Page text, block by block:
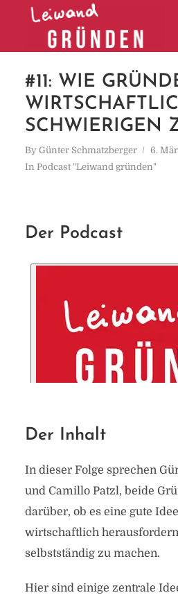
#11: WIE
SCHWIERIGEN
By Günter Schmatzberger 6.
In Podcast "Leiwand gründen"
Der Podcast
Der Inhalt
In dieser Folge sprechen
und Camillo Patzl, beide
darüber, ob es eine gute
wirtschaftlich
selbstständig zu machen.
Hier sind einige zentrale